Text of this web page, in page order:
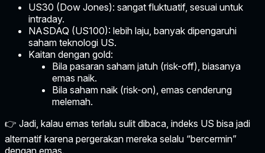
US30 (Dow Jones): sangat fluktuatif, sesuai untuk
intraday.
NASDAQ (US100): lebih laju, banyak dipengaruhi
saham teknologi US.
Kaitan dengan gold:
Bila pasaran saham jatuh (risk-off), biasanya
emas naik.
Bila saham naik (risk-on), emas cenderung
melemah.
👉 Jadi, kalau emas terlalu sulit dibaca, indeks US bisa jadi
alternatif karena pergerakan mereka selalu “bercermin”
dengan emas.